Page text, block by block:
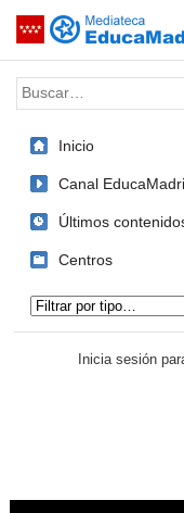
Saltar navegación
Palabra o frase:
Inicio
Canal
Últimos
Centros
Inicia sesión